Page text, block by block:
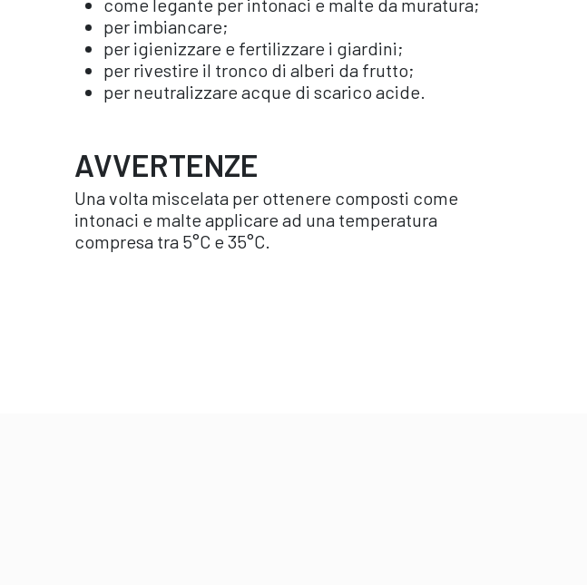
come legante per intonaci e malte da muratura;
per imbiancare;
per igienizzare e fertilizzare i giardini;
per rivestire il tronco di alberi da frutto;
per neutralizzare acque di scarico acide.
AVVERTENZE
Una volta miscelata per ottenere composti come
intonaci e malte applicare ad una temperatura
compresa tra 5°C e 35°C.